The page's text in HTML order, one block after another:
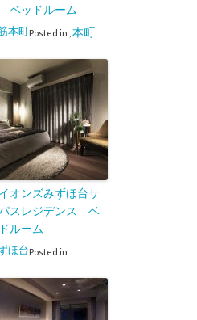
ベッドルーム
Posted in
本町 本町
オンズみずほ台サ
スレジデンス ベ
ルーム
Posted in
ほ台